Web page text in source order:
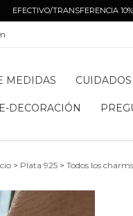
EFECTIVO/TRANSFERENCIA
MEDIDAS CUIDADOS
DECORACIÓN
> Plata 925 > Todos los